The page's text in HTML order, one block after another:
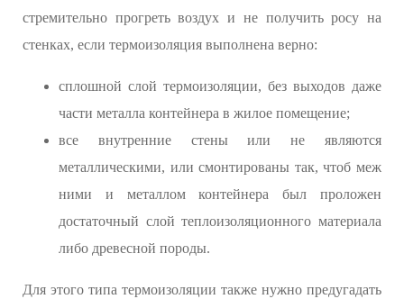
стремительно прогреть воздух и не получить росу на
стенках, если термоизоляция выполнена верно:
сплошной слой термоизоляции, без выходов даже
части металла контейнера в жилое помещение;
все внутренние стены или не являются
металлическими, или смонтированы так, чтоб меж
ними и металлом контейнера был проложен
достаточный слой теплоизоляционного материала
либо древесной породы.
Для этого типа термоизоляции также нужно предугадать